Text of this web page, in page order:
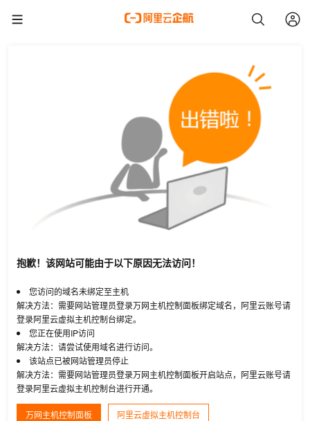
抱歉！该网站可能由于以下原因无法访问！
您访问的域名未绑定至主机
解决方法：需要网站管理员登录万网主机控制面板绑定域名，阿里云账号请
登录阿里云虚拟主机控制台绑定。
您正在使用IP访问
解决方法：请尝试使用域名进行访问。
该站点已被网站管理员停止
解决方法：需要网站管理员登录万网主机控制面板开启站点，阿里云账号请
登录阿里云虚拟主机控制台进行开通。
万网主机控制面板 阿里云虚拟主机控制台